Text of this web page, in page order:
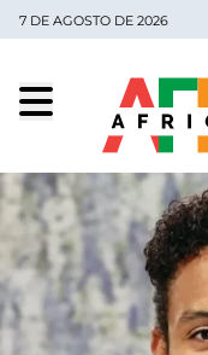
7 DE AGOSTO DE 2026